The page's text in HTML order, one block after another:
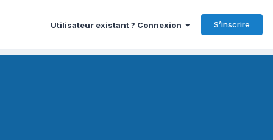
Utilisateur existant ? Connexion S’inscrire